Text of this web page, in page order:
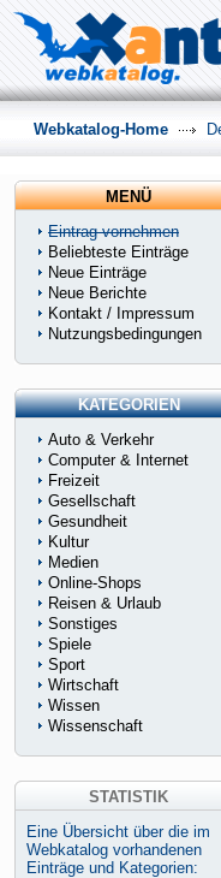
Webkatalog-Home
MENÜ
Eintrag vornehmen
Beliebteste Einträge
Neue Einträge
Neue Berichte
Kontakt / Impressum
Nutzungsbedingungen
KATEGORIEN
Auto & Verkehr
Computer & Internet
Freizeit
Gesellschaft
Gesundheit
Kultur
Medien
Online-Shops
Reisen & Urlaub
Sonstiges
Spiele
Sport
Wirtschaft
Wissen
Wissenschaft
STATISTIK
Eine Übersicht über die im
Webkatalog vorhandenen
Einträge und Kategorien: